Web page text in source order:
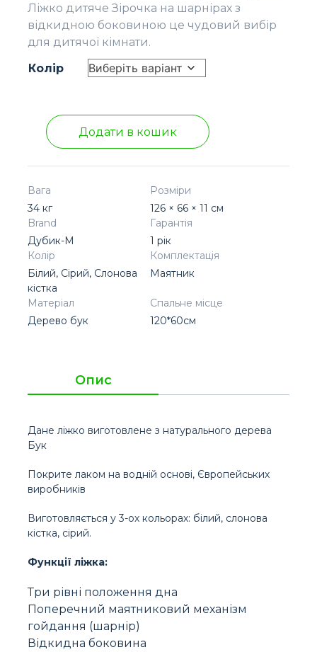
Ліжко дитяче Зірочка на шарнірах з
відкидною боковиною це чудовий вибір
для дитячої кімнати.
Колір
Додати в кошик
Вага
34 кг
Розміри
126 × 66 × 11 см
Brand
Дубик-М
Гарантія
1 рік
Колір
Білий, Сірий, Слонова
кістка
Комплектація
Маятник
Матеріал
Дерево бук
Спальне місце
120*60см
Опис
Дане ліжко виготовлене з натурального дерева
Бук
Покрите лаком на водній основі, Європейських
виробників
Виготовляється у 3-ох кольорах: білий, слонова
кістка, сірий.
Функції ліжка:
Три рівні положення дна
Поперечний маятниковий механізм
гойдання (шарнір)
Відкидна боковина